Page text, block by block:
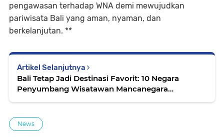
pengawasan terhadap WNA demi mewujudkan
pariwisata Bali yang aman, nyaman, dan
berkelanjutan. **
Artikel Selanjutnya
Bali Tetap Jadi Destinasi Favorit: 10 Negara
Penyumbang Wisatawan Mancanegara
News